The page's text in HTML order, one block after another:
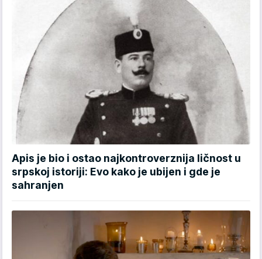
Apis je bio i ostao najkontroverznija ličnost u
srpskoj istoriji: Evo kako je ubijen i gde je
sahranjen